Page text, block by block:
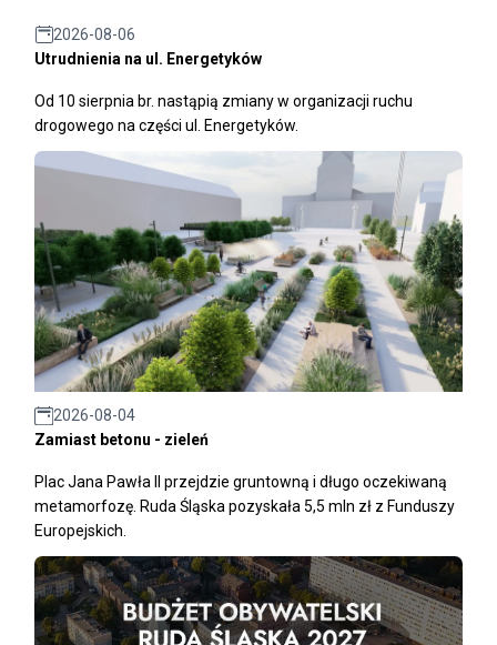
2026-08-06
Utrudnienia na ul. Energetyków
Od 10 sierpnia br. nastąpią zmiany w organizacji ruchu
drogowego na części ul. Energetyków.
2026-08-04
Zamiast betonu - zieleń
Plac Jana Pawła II przejdzie gruntowną i długo oczekiwaną
metamorfozę. Ruda Śląska pozyskała 5,5 mln zł z Funduszy
Europejskich.